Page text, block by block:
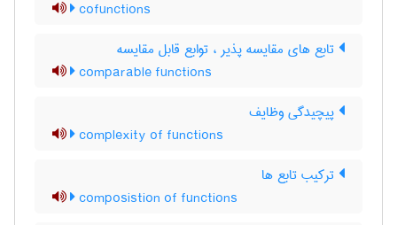
cofunctions
تابع های مقایسه پذیر ، توابع قابل مقایسه
comparable functions
پیچیدگی وظایف
complexity of functions
ترکیب تابع ها
composistion of functions